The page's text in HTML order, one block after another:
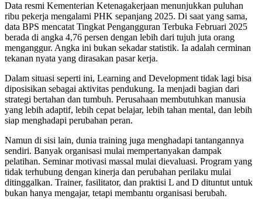
Data resmi Kementerian Ketenagakerjaan menunjukkan puluhan
ribu pekerja mengalami PHK sepanjang 2025. Di saat yang sama,
data BPS mencatat Tingkat Pengangguran Terbuka Februari 2025
berada di angka 4,76 persen dengan lebih dari tujuh juta orang
menganggur. Angka ini bukan sekadar statistik. Ia adalah cerminan
tekanan nyata yang dirasakan pasar kerja.
Dalam situasi seperti ini, Learning and Development tidak lagi bisa
diposisikan sebagai aktivitas pendukung. Ia menjadi bagian dari
strategi bertahan dan tumbuh. Perusahaan membutuhkan manusia
yang lebih adaptif, lebih cepat belajar, lebih tahan mental, dan lebih
siap menghadapi perubahan peran.
Namun di sisi lain, dunia training juga menghadapi tantangannya
sendiri. Banyak organisasi mulai mempertanyakan dampak
pelatihan. Seminar motivasi massal mulai dievaluasi. Program yang
tidak terhubung dengan kinerja dan perubahan perilaku mulai
ditinggalkan. Trainer, fasilitator, dan praktisi L and D dituntut untuk
bukan hanya mengajar, tetapi membantu organisasi berubah.